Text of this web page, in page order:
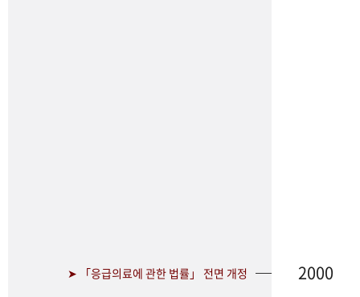
➤ 「응급의료에 관한 법률」 전면 개정 2000